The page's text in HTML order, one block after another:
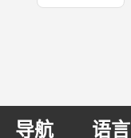
导航 语言